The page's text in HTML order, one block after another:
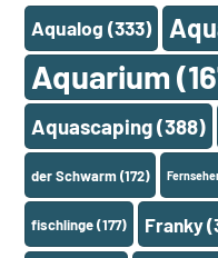
Aqualog (333)
Aquarium
Aquascaping(388)
der Schwarm(172)
fischlinge(177) Franky